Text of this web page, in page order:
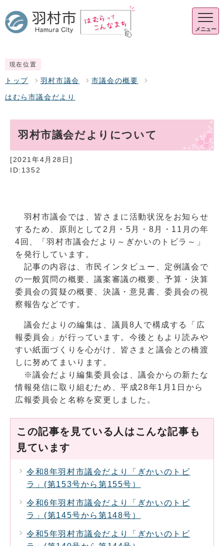
メニュー
現在位置
トップ 羽村市議会 市議会の概要
はむら市議会だより
羽村市議会だよりについて
[2021年4月28日]
ID:1352
羽村市議会では、皆さまに活動状況をお知らせ
するため、原則として2月・5月・8月・11月の年
4回、「羽村市議会だより～ぎかいのトビラ～」
を発行しています。
記事の内容は、市民インタビュー、定例議会で
の一般質問の概要、議案審議の概要、予算・決算
委員会の質疑の概要、決議・意見書、委員会の視
察報告などです。
議会だよりの編集は、議員8人で構成する「広
報委員会」が行っています。今後ともより読みや
すい紙面づくりを心がけ、皆さまと議会との橋渡
しに努めてまいります。
※議会だより編集委員会は、議会からの新たな
情報発信に取り組むため、平成28年1月1日から
広報委員会と名称を変更しました。
この記事を見ている人はこんな記事も
見ています
令和8年羽村市議会だより「ぎかいのトビ
ラ」(第153号から第155号）
令和6年羽村市議会だより「ぎかいのトビ
ラ」(第145号から第148号）
令和5年羽村市議会だより「ぎかいのトビ